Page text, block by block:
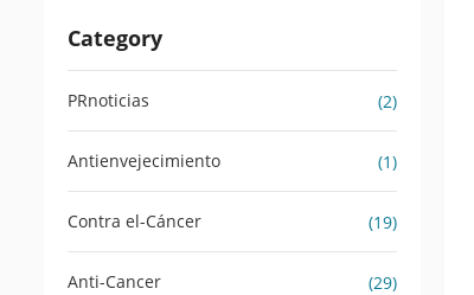
Category
PRnoticias (2)
Antienvejecimiento (1)
Contra el-Cáncer (19)
Anti-Cancer (29)